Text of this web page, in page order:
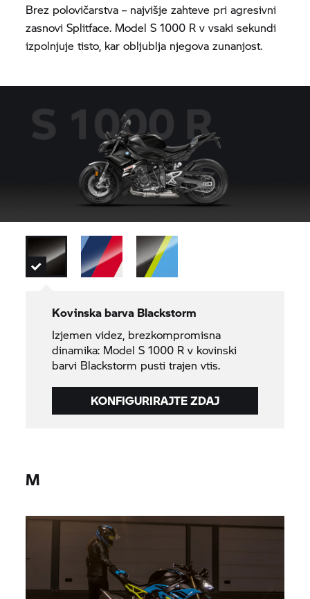
Brez polovičarstva – najvišje zahteve pri agresivni
zasnovi Splitface. ModelS 1000 R v vsaki sekundi
izpolnjuje tisto, kar obljublja njegova zunanjost.
Kovinska barva Blackstorm
Izjemen videz, brezkompromisna
dinamika: Model S 1000 Rv kovinski
barvi Blackstorm pusti trajen vtis.
KONFIGURIRAJTE ZDAJ
M